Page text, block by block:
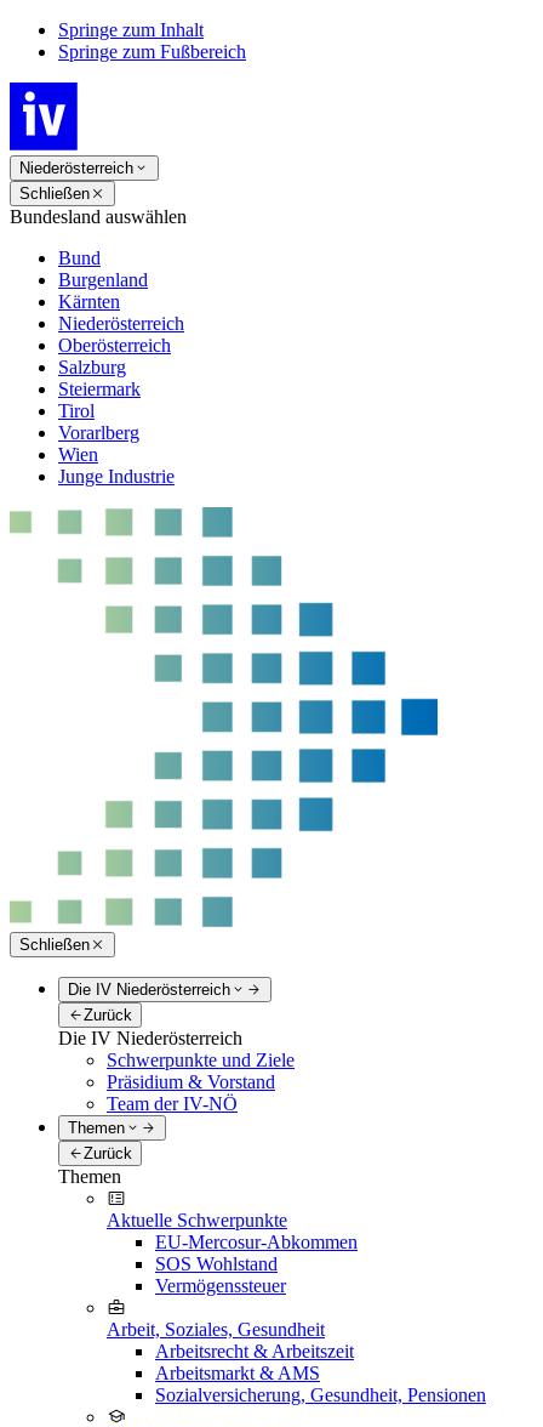
Springe zum Inhalt
Springe zum Fußbereich
Niederösterreich
Schließen
Bundesland auswählen
Bund
Burgenland
Kärnten
Niederösterreich
Oberösterreich
Salzburg
Steiermark
Tirol
Vorarlberg
Wien
Junge Industrie
Schließen
Die IV Niederösterreich
Zurück
Die IV Niederösterreich
Schwerpunkte und Ziele
Präsidium & Vorstand
Team der IV-NÖ
Themen
Zurück
Themen
Aktuelle Schwerpunkte
EU-Mercosur-Abkommen
SOS Wohlstand
Vermögenssteuer
Arbeit, Soziales, Gesundheit
Arbeitsrecht & Arbeitszeit
Arbeitsmarkt & AMS
Sozialversicherung, Gesundheit, Pensionen